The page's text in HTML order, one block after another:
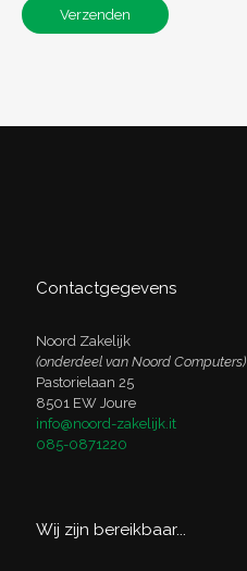
Contactgegevens
Noord Zakelijk
(onderdeel van Noord Computers)
Pastorielaan 25
8501 EW Joure
info@noord-zakelijk.it
085-0871220
Wij zijn bereikbaar...